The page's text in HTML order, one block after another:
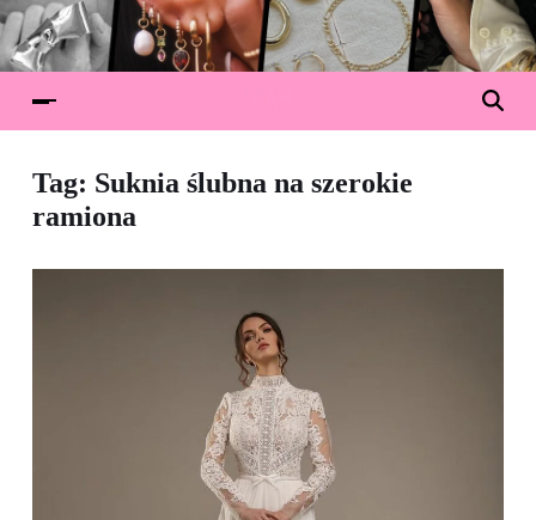
Tag: Suknia ślubna na szerokie
ramiona